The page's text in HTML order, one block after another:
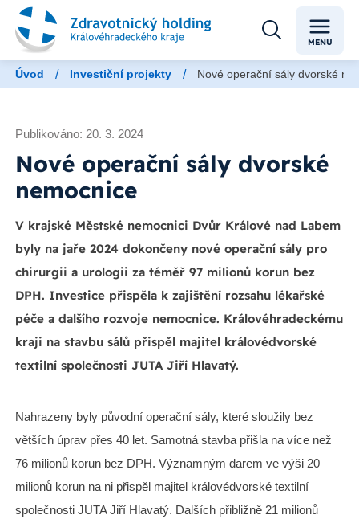
MENU
Úvod / Investiční projekty / Nové operační sály dvorské
Publikováno: 20. 3. 2024
Nové operační sály dvorské
nemocnice
V krajské Městské nemocnici Dvůr Králové nad Labem
byly na jaře 2024 dokončeny nové operační sály pro
chirurgii a urologii za téměř 97 milionů korun bez
DPH. Investice přispěla k zajištění rozsahu lékařské
péče a dalšího rozvoje nemocnice. Královéhradeckému
kraji na stavbu sálů přispěl majitel královédvorské
textilní společnosti JUTA Jiří Hlavatý.
Nahrazeny byly původní operační sály, které sloužily bez
větších úprav přes 40 let. Samotná stavba přišla na více než
76 milionů korun bez DPH. Významným darem ve výši 20
milionů korun na ni přispěl majitel královédvorské textilní
společnosti JUTA Jiří Hlavatý. Dalších přibližně 21 milionů